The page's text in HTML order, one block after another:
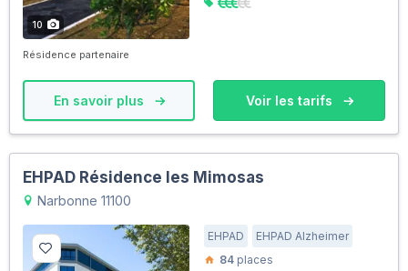
10
Résidence partenaire
En savoir plus Voir les tarifs
EHPAD Résidence les Mimosas
Narbonne 11100
EHPAD
EHPAD Alzheimer
84 places